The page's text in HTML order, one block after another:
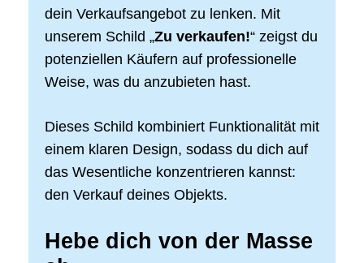
dein Verkaufsangebot zu lenken. Mit
unserem Schild „Zu verkaufen!“ zeigst du
potenziellen Käufern auf professionelle
Weise, was du anzubieten hast.
Dieses Schild kombiniert Funktionalität mit
einem klaren Design, sodass du dich auf
das Wesentliche konzentrieren kannst:
den Verkauf deines Objekts.
Hebe dich von der Masse